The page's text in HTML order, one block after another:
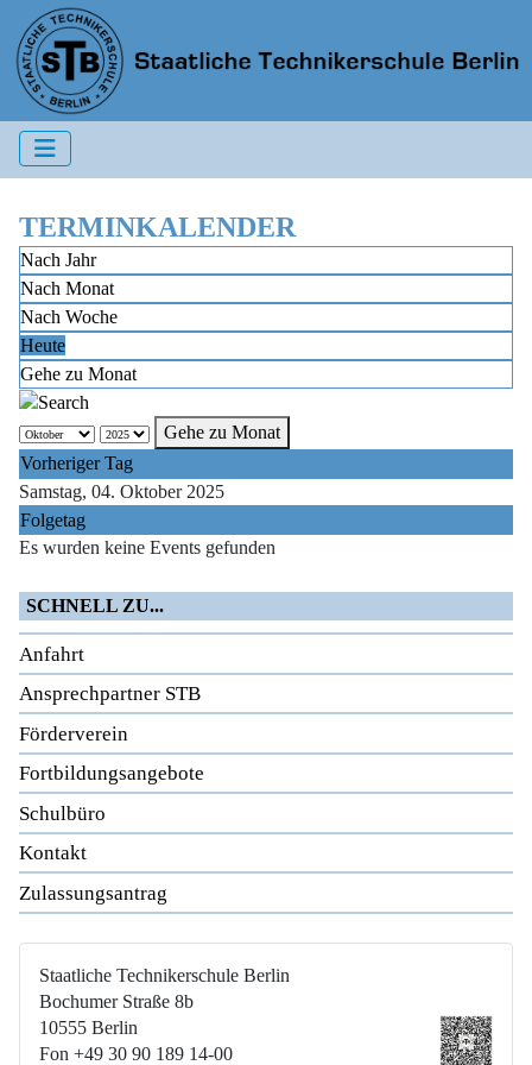
TERMINKALENDER
Nach Jahr
Nach Monat
Nach Woche
Heute
Gehe zu Monat
Gehe zu Monat
Vorheriger Tag
Samstag, 04. Oktober 2025
Folgetag
Es wurden keine Events gefunden
SCHNELL ZU...
Anfahrt
Ansprechpartner STB
Förderverein
Fortbildungsangebote
Schulbüro
Kontakt
Zulassungsantrag
Staatliche Technikerschule Berlin
Bochumer Straße 8b
10555 Berlin
Fon +49 30 90 189 14-00